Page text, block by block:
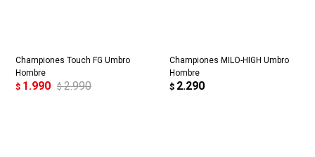
Championes Touch FG Umbro
Hombre
$ 1.990 $ 2.990
Championes MILO-HIGH Umbro
Hombre
$ 2.290